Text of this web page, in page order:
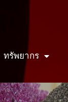
ทรัพยากร